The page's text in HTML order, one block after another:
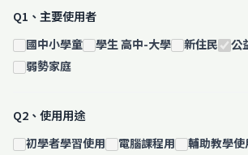
Q1、主要使用者
國中小學童 學生 高中-大學 新住民 公
弱勢家庭
Q2、使用用途
初學者學習使用 電腦課程用 輔助教學使